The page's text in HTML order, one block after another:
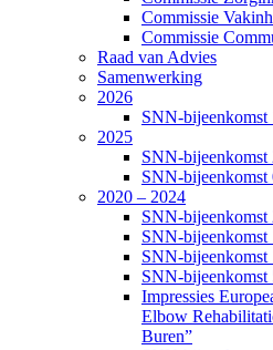
Commissie
Commissie
Raad van Advies
Samenwerking
2026
SNN-bijeenkomst
2025
SNN-bijeenkomst
SNN-bijeenkomst
2020 – 2024
SNN-bijeenkomst
SNN-bijeenkomst
SNN-bijeenkomst
SNN-bijeenkomst
Impressies
Elbow
Buren”